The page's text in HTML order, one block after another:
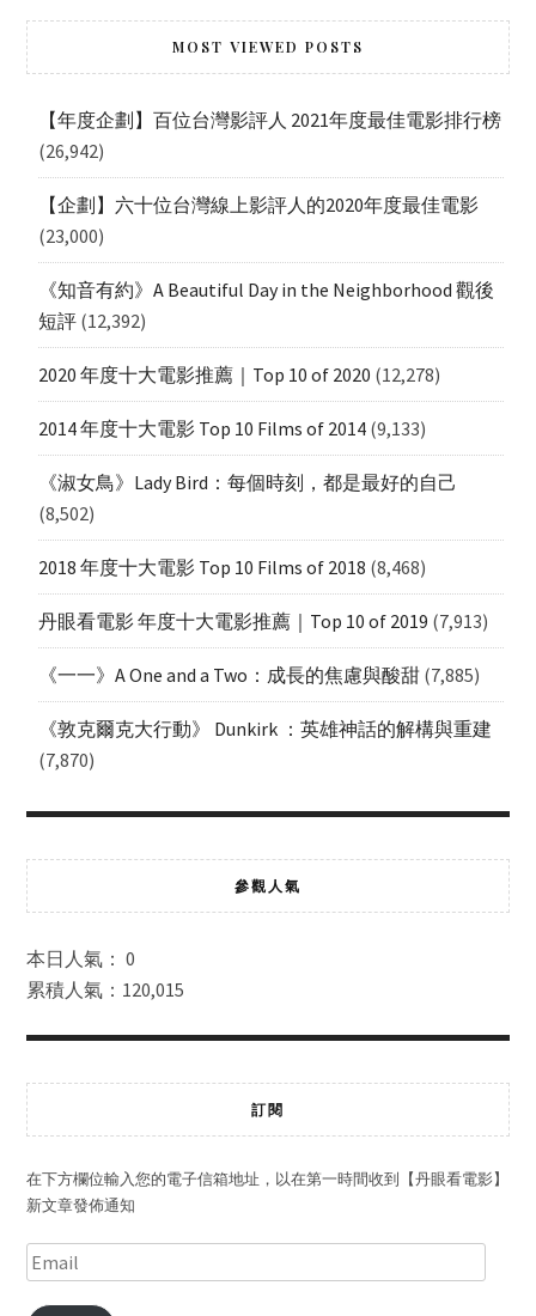
MOST VIEWED POSTS
【年度企劃】百位台灣影評人 2021年度最佳電影排行榜
(26,942)
【企劃】六十位台灣線上影評人的2020年度最佳電影
(23,000)
《知音有約》A Beautiful Day in the Neighborhood 觀後
短評 (12,392)
2020 年度十大電影推薦｜Top 10 of 2020 (12,278)
2014 年度十大電影 Top 10 Films of 2014 (9,133)
《淑女鳥》Lady Bird：每個時刻，都是最好的自己
(8,502)
2018 年度十大電影 Top 10 Films of 2018 (8,468)
丹眼看電影 年度十大電影推薦｜Top 10 of 2019 (7,913)
《一一》A One and a Two：成長的焦慮與酸甜 (7,885)
《敦克爾克大行動》 Dunkirk ：英雄神話的解構與重建
(7,870)
參觀人氣
本日人氣： 0
累積人氣：120,015
訂閱
在下方欄位輸入您的電子信箱地址，以在第一時間收到【丹眼看電影】
新文章發佈通知